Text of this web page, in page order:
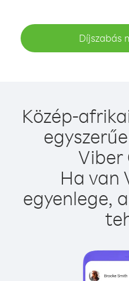
Díjszabás
Közép-
Viber
Ha van
egyenlege,